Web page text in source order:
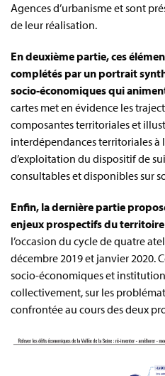
Agences d’urbanisme et sont
de leur réalisation.
En deuxième partie, ces
complétés par un portrait
socio-économiques qui
cartes met en évidence les
composantes territoriales et
interdépendances territoriales à
d’exploitation du dispositif de
consultables et disponibles sur
Enfin, la dernière partie
enjeux prospectifs du
l’occasion du cycle de quatre
décembre 2019 et janvier 2020.
socio-économiques et
collectivement, sur les
confrontée au cours des deux